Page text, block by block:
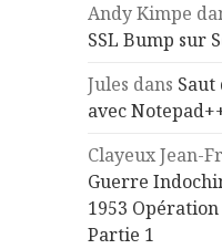
Andy Kimpe
SSL Bump sur
Jules dans
avec
Clayeux Jean-
Guerre
1953
Partie 1